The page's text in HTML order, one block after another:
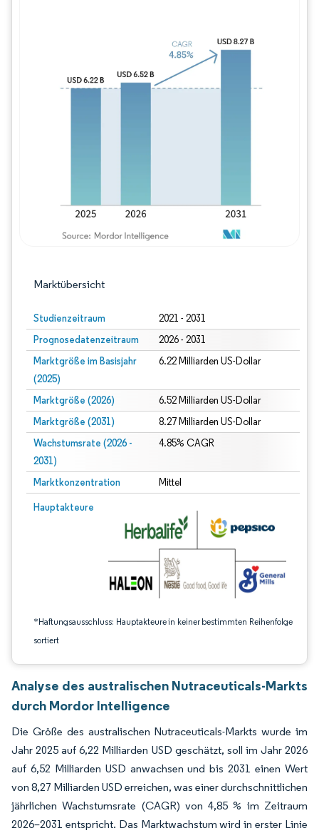
Marktübersicht
Studienzeitraum 2021 - 2031
Prognosedatenzeitraum 2026 - 2031
Marktgröße im Basisjahr
(2025)
6.22 Milliarden US-Dollar
Marktgröße (2026) 6.52 Milliarden US-Dollar
Marktgröße (2031) 8.27 Milliarden US-Dollar
Wachstumsrate (2026 -
2031)
4.85% CAGR
Marktkonzentration Mittel
Hauptakteure
*Haftungsausschluss: Hauptakteure in keiner bestimmten Reihenfolge
sortiert
Bild © Mordor Intelligence. Wiederverwendung erfordert Namensnennung
Analyse des australischen Nutraceuticals-Markts
durch Mordor Intelligence
Die Größe des australischen Nutraceuticals-Markts wurde im
Jahr 2025 auf 6,22 Milliarden USD geschätzt, soll im Jahr 2026
auf 6,52 Milliarden USD anwachsen und bis 2031 einen Wert
von 8,27 Milliarden USD erreichen, was einer durchschnittlichen
jährlichen Wachstumsrate (CAGR) von 4,85 % im Zeitraum
2026–2031 entspricht. Das Marktwachstum wird in erster Linie